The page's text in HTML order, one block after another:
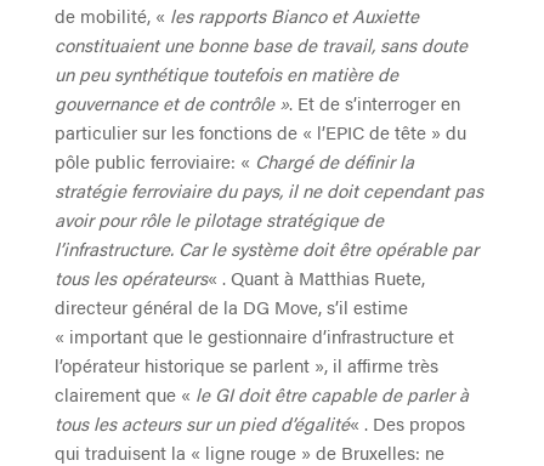
de mobilité, « les rapports Bianco et Auxiette
constituaient une bonne base de travail, sans doute
un peu synthétique toutefois en matière de
gouvernance et de contrôle ». Et de s’interroger en
particulier sur les fonctions de « l’EPIC de tête » du
pôle public ferroviaire: « Chargé de définir la
stratégie ferroviaire du pays, il ne doit cependant pas
avoir pour rôle le pilotage stratégique de
l’infrastructure. Car le système doit être opérable par
tous les opérateurs« . Quant à Matthias Ruete,
directeur général de la DG Move, s’il estime
« important que le gestionnaire d’infrastructure et
l’opérateur historique se parlent », il affirme très
clairement que « le GI doit être capable de parler à
tous les acteurs sur un pied d’égalité« . Des propos
qui traduisent la « ligne rouge » de Bruxelles: ne